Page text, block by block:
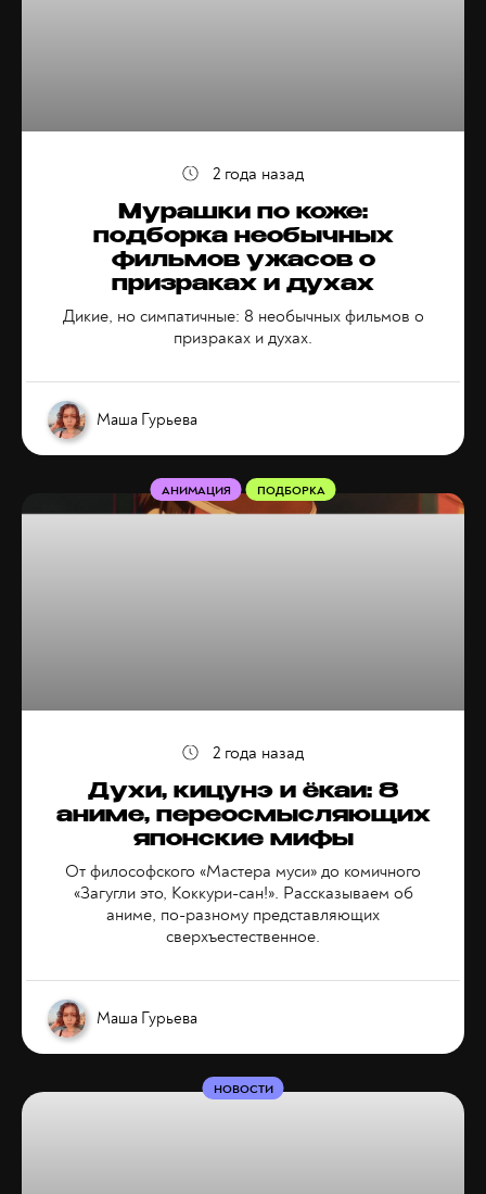
Мурашки по коже:
подборка необычных
фильмов ужасов о
призраках и духах
Дикие, но симпатичные: 8 необычных фильмов о
призраках и духах.
Маша Гурьева
2 года назад
Духи, кицунэ и ёкаи: 8
аниме, переосмысляющих
японские мифы
От философского «Мастера муси» до комичного
«Загугли это, Коккури-сан!». Рассказываем об
аниме, по-разному представляющих
сверхъестественное.
АНИМАЦИЯ ПОДБОРКА
Маша Гурьева
2 года назад
НОВОСТИ